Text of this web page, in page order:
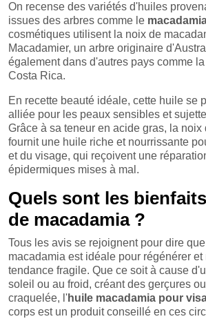
On recense des variétés d'huiles
issues des arbres comme le
cosmétiques utilisent la noix de
Macadamier, un arbre originaire
également dans d'autres pays comme
Costa Rica.
En recette beauté idéale, cette huile se
alliée pour les peaux sensibles et
Grâce à sa teneur en acide gras, la noix
fournit une huile riche et nourrissante
et du visage, qui reçoivent une
épidermiques mises à mal.
Quels sont les
de macadamia ?
Tous les avis se rejoignent pour dire
macadamia est idéale pour régénérer
tendance fragile. Que ce soit à cause
soleil ou au froid, créant des gerçures
craquelée, l'huile macadamia pour
corps est un produit conseillé en ces